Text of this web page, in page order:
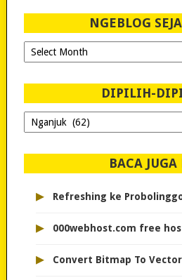
NGEBLOG
Ngeblog
Sejak
DIPILIH-
Dipilih-
dipilih..
BACA JUGA
▸ Refreshing ke
▸ 000webhost.com free
▸ Convert Bitmap To